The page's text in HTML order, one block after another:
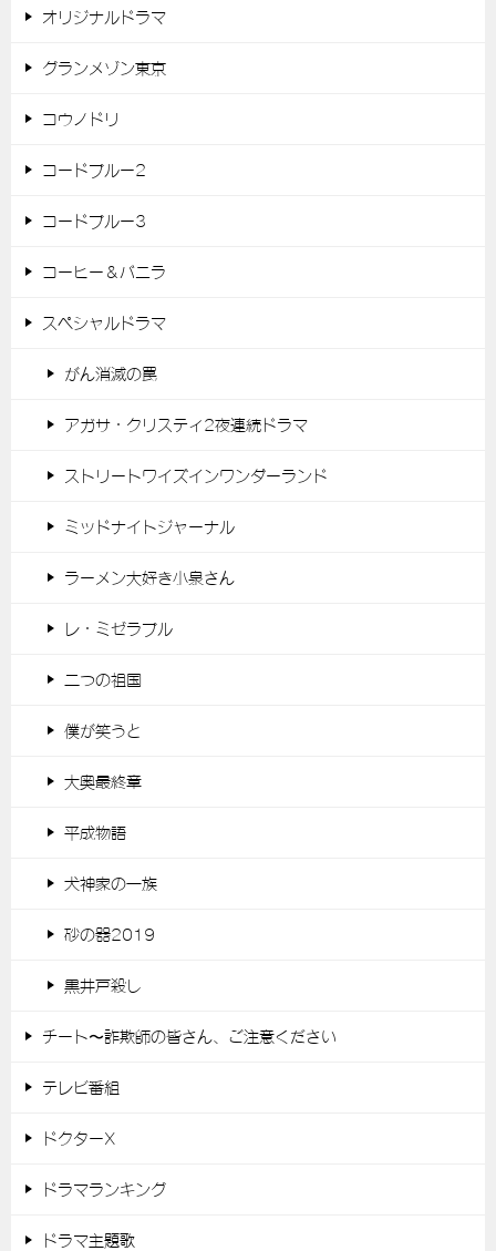
オリジナルドラマ
グランメゾン東京
コウノドリ
コードブルー2
コードブルー3
コーヒー＆バニラ
スペシャルドラマ
がん消滅の罠
アガサ・クリスティ2夜連続ドラマ
ストリートワイズインワンダーランド
ミッドナイトジャーナル
ラーメン大好き小泉さん
レ・ミゼラブル
二つの祖国
僕が笑うと
大奥最終章
平成物語
犬神家の一族
砂の器2019
黒井戸殺し
チート〜詐欺師の皆さん、ご注意ください
テレビ番組
ドクターX
ドラマランキング
ドラマ主題歌